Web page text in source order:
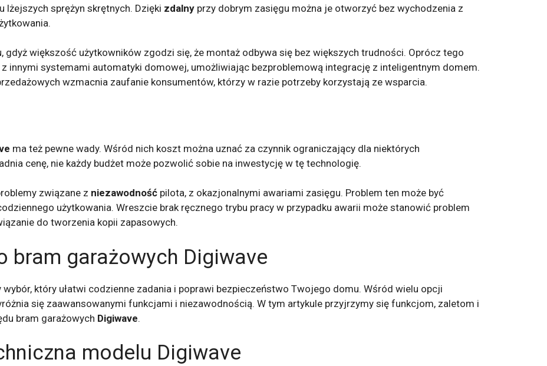
lżejszych sprężyn skrętnych. Dzięki zdalny przy dobrym zasięgu można je otworzyć bez wychodzenia z
gdyż większość użytkowników zgodzi się, że montaż odbywa się bez większych trudności. Oprócz tego
innymi systemami automatyki domowej, umożliwiając bezproblemową integrację z inteligentnym domem.
wzmacnia zaufanie konsumentów, którzy w razie potrzeby korzystają ze wsparcia.
ma też pewne wady. Wśród nich koszt można uznać za czynnik ograniczający dla niektórych
cenę, nie każdy budżet może pozwolić sobie na inwestycję w tę technologię.
związane z niezawodność pilota, z okazjonalnymi awariami zasięgu. Problem ten może być
użytkowania. Wreszcie brak ręcznego trybu pracy w przypadku awarii może stanowić problem
do tworzenia kopii zapasowych.
bram garażowych Digiwave
który ułatwi codzienne zadania i poprawi bezpieczeństwo Twojego domu. Wśród wielu opcji
się zaawansowanymi funkcjami i niezawodnością. W tym artykule przyjrzymy się funkcjom, zaletom i
bram garażowych Digiwave.
modelu Digiwave